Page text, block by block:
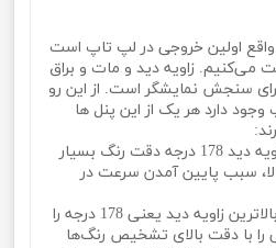
اولین خروجی در لپ تاپ است
می‌کنیم. زاویه دید و مات و براق
سنجش نمایشگر است. از این رو
دارد هر یک از این پنل ها
IPS: این پنل نمایشی دارای زاویه دید 178 درجه دقت رنگ بسیار
سبب پایین آمدن سرعت در
OLED: این پنل نمایشی هم بالاترین زاویه دید یعنی 178 درجه را
را با دقت بالای تشخیص رنگ‌ها